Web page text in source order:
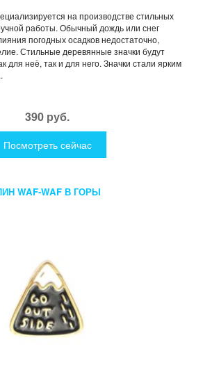
на производстве стильных
работы. Обычный дождь или снег
погодных осадков недостаточно,
Стильные деревянные значки будут
для неё, так и для него. Значки стали ярким
390 руб.
Посмотреть сейчас
WAF-WAF В ГОРЫ